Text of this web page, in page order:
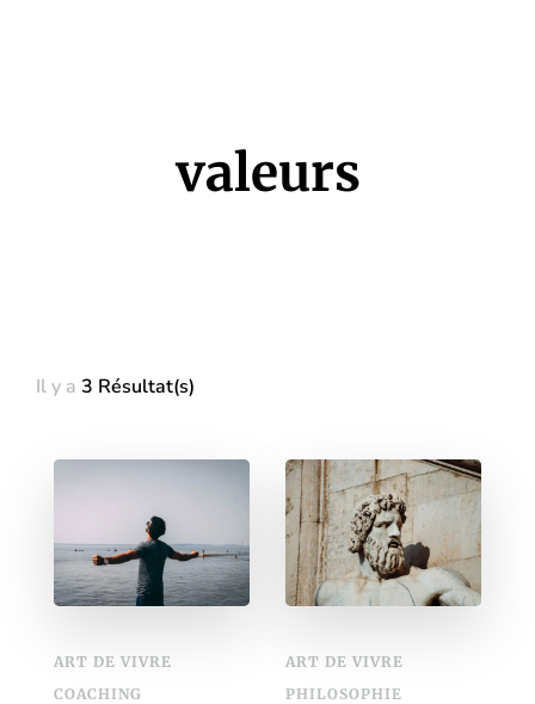
valeurs
Il y a 3 Résultat(s)
ART DE VIVRE
COACHING
ART DE VIVRE
PHILOSOPHIE